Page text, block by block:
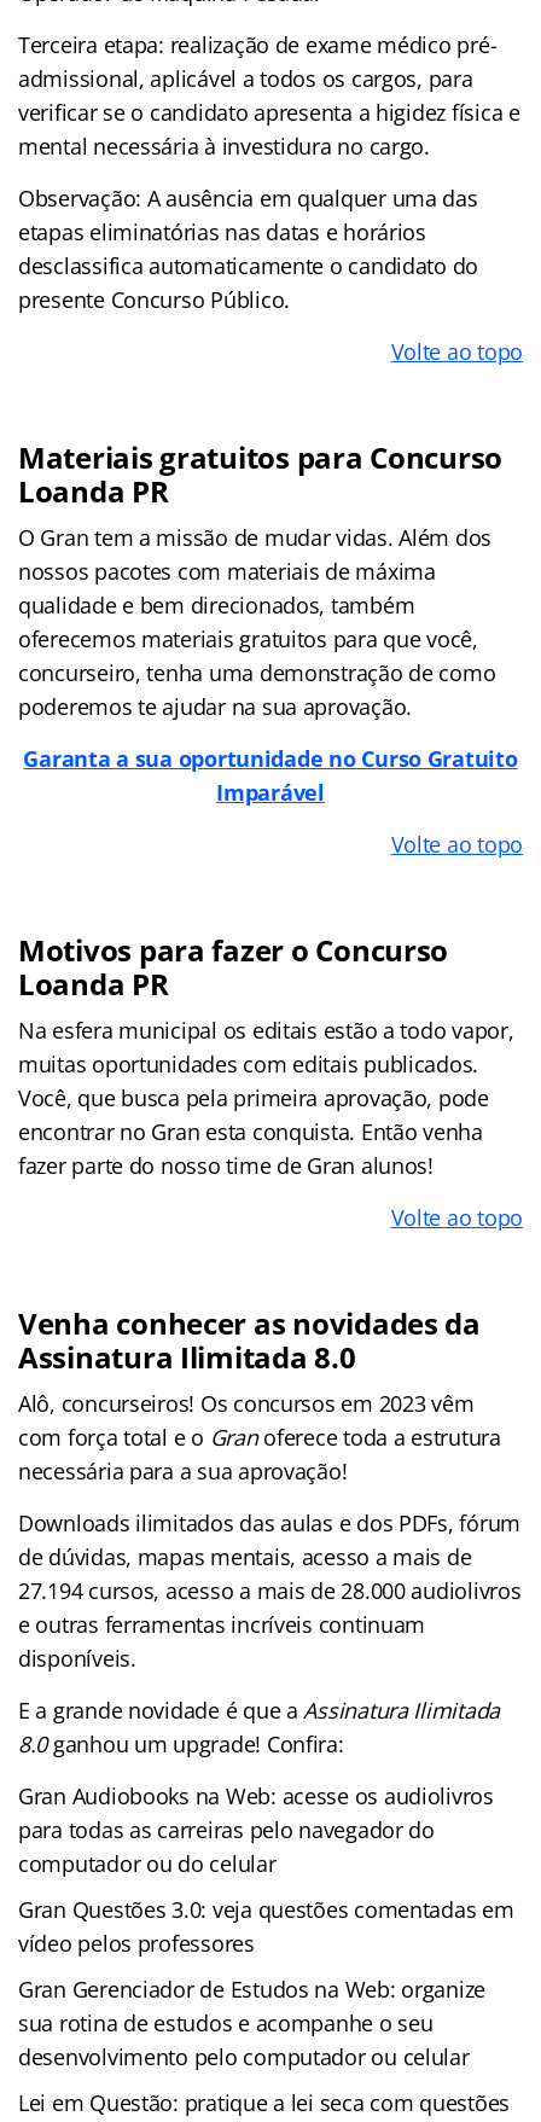
Terceira etapa: realização de exame médico pré-
admissional, aplicável a todos os cargos, para
verificar se o candidato apresenta a higidez física e
mental necessária à investidura no cargo.
Observação: A ausência em qualquer uma das
etapas eliminatórias nas datas e horários
desclassifica automaticamente o candidato do
presente Concurso Público.
Volte ao topo
Materiais gratuitos para Concurso
Loanda PR
O Gran tem a missão de mudar vidas. Além dos
nossos pacotes com materiais de máxima
qualidade e bem direcionados, também
oferecemos materiais gratuitos para que você,
concurseiro, tenha uma demonstração de como
poderemos te ajudar na sua aprovação.
Garanta a sua oportunidade no Curso Gratuito
Imparável
Volte ao topo
Motivos para fazer o Concurso
Loanda PR
Na esfera municipal os editais estão a todo vapor,
muitas oportunidades com editais publicados.
Você, que busca pela primeira aprovação, pode
encontrar no Gran esta conquista. Então venha
fazer parte do nosso time de Gran alunos!
Volte ao topo
Venha conhecer as novidades da
Assinatura Ilimitada 8.0
Alô, concurseiros! Os concursos em 2023 vêm
com força total e o Granoferece toda a estrutura
necessária para a sua aprovação!
Downloads ilimitados das aulas e dos PDFs, fórum
de dúvidas, mapas mentais, acesso a mais de
27.194 cursos, acesso a mais de 28.000 audiolivros
e outras ferramentas incríveis continuam
disponíveis.
E a grande novidade é que aAssinatura Ilimitada
8.0ganhou um upgrade! Confira:
Gran Audiobooks na Web: acesse os audiolivros
para todas as carreiras pelo navegador do
computador ou do celular
Gran Questões 3.0: veja questões comentadas em
vídeo pelos professores
Gran Gerenciador de Estudos na Web: organize
sua rotina de estudos e acompanhe o seu
desenvolvimento pelo computador ou celular
Lei em Questão: pratique a lei seca com questões